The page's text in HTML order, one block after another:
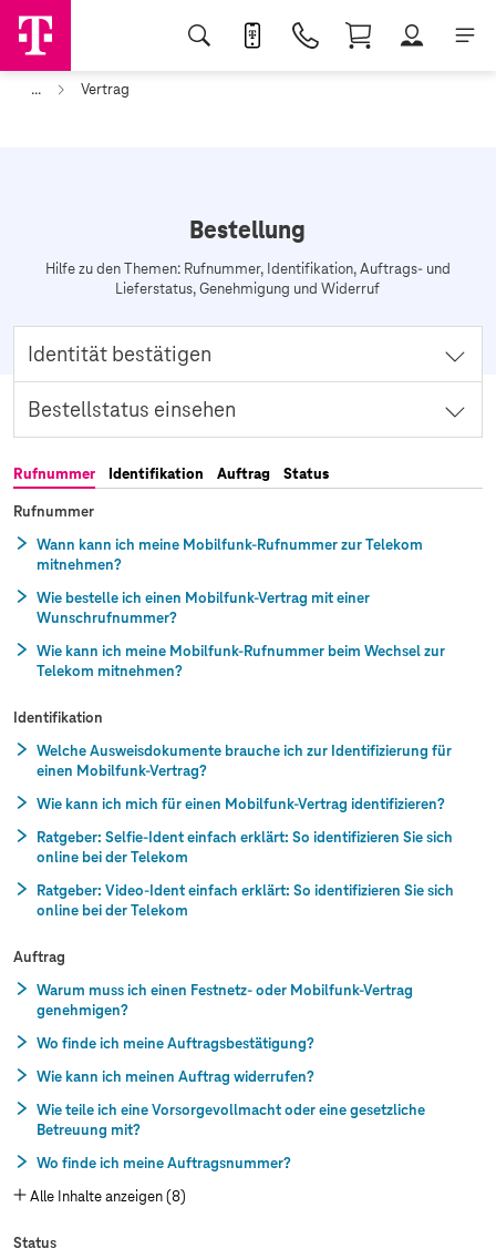
... Vertrag
Bestellung
Hilfe zu den Themen: Rufnummer, Identifikation, Auftrags‑ und
Lieferstatus, Genehmigung und Widerruf
Identität bestätigen
Für eine Bestellung oder die Aktivierung einer SIM‑Karte ist eine
Verfügung stehen.
Zu den Identifikationsmöglichkeiten
Bestellstatus einsehen
eines bestellten Festnetz- oder Mobilfunk-Geräts online ab.
Auftrags- und Lieferstatus prüfen
Rufnummer Identifikation Auftrag
Status
Rufnummer
Wann kann ich meine Mobilfunk-Rufnummer zur Telekom
mitnehmen?
Wie bestelle ich einen Mobilfunk-Vertrag mit einer
Wunschrufnummer?
Wie kann ich meine Mobilfunk-Rufnummer beim Wechsel zur
Telekom mitnehmen?
Identifikation
Welche Ausweisdokumente brauche ich zur Identifizierung für
einen Mobilfunk-Vertrag?
Wie kann ich mich für einen Mobilfunk-Vertrag identifizieren?
Ratgeber: Selfie‑Ident einfach erklärt: So identifizieren Sie sich
online bei der Telekom
Ratgeber: Video‑Ident einfach erklärt: So identifizieren Sie sich
online bei der Telekom
Auftrag
Warum muss ich einen Festnetz- oder Mobilfunk-Vertrag
genehmigen?
Wo finde ich meine Auftragsbestätigung?
Wie kann ich meinen Auftrag widerrufen?
Wie teile ich eine Vorsorgevollmacht oder eine gesetzliche
Betreuung mit?
Wo finde ich meine Auftragsnummer?
Alle Inhalte anzeigen (8)
Status